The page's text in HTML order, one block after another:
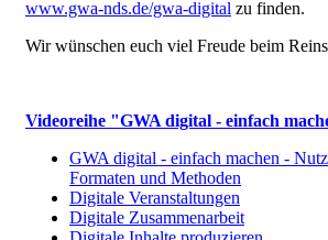
www.gwa-nds.de/gwa-digital zu finden.
Wir wünschen euch viel Freude beim
Videoreihe "GWA digital - einfach
GWA digital - einfach machen -
Formaten und Methoden
Digitale Veranstaltungen
Digitale Zusammenarbeit